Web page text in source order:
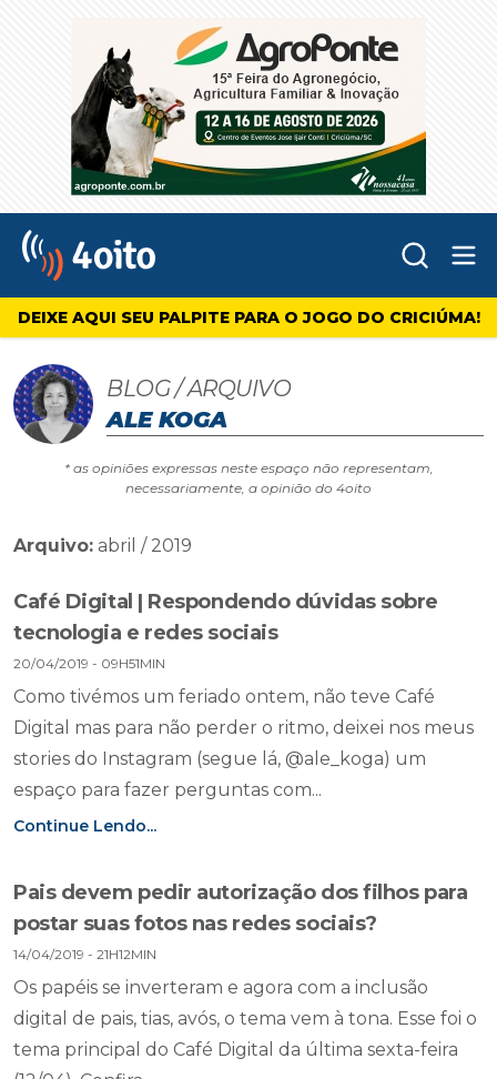
4oito
DEIXE AQUI SEU PALPITE PARA O JOGO DO CRICIÚMA!
BLOG / ARQUIVO
ALE KOGA
* as opiniões expressas neste espaço não representam,
necessariamente, a opinião do 4oito
Arquivo: abril / 2019
Café Digital | Respondendo dúvidas sobre
tecnologia e redes sociais
20/04/2019 - 09H51MIN
Como tivémos um feriado ontem, não teve Café
Digital mas para não perder o ritmo, deixei nos meus
stories do Instagram (segue lá, @ale_koga) um
espaço para fazer perguntas com...
Continue Lendo...
Pais devem pedir autorização dos filhos para
postar suas fotos nas redes sociais?
14/04/2019 - 21H12MIN
Os papéis se inverteram e agora com a inclusão
digital de pais, tias, avós, o tema vem à tona. Esse foi o
tema principal do Café Digital da última sexta-feira